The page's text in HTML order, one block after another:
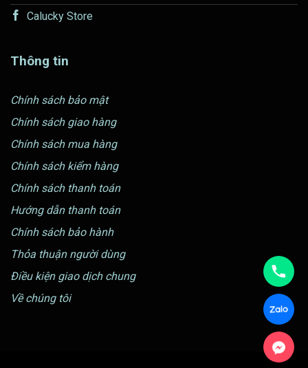
Calucky Store
Thông tin
Chính sách bảo mật
Chính sách giao hàng
Chính sách mua hàng
Chính sách kiểm hàng
Chính sách thanh toán
Hướng dẫn thanh toán
Chính sách bảo hành
Thỏa thuận người dùng
Điều kiện giao dịch chung
Về chúng tôi